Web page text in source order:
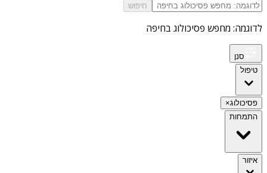
חיפוש
לדוגמה: מחפש פסיכולוג בחיפה
סנן
טיפול
פסיכולוג×
התמחות
איזור